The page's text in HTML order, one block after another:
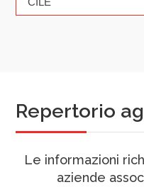
Repertorio
Le informazioni
aziende